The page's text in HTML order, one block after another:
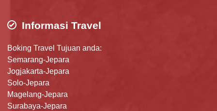
Informasi Travel
Boking Travel Tujuan anda:
Semarang-Jepara
Jogjakarta-Jepara
Solo-Jepara
Magelang-Jepara
Surabaya-Jepara